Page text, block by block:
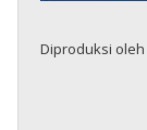
Diproduksi